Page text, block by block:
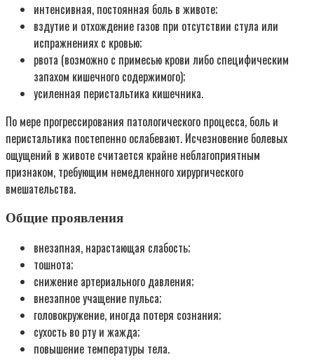
интенсивная, постоянная боль в животе;
вздутие и отхождение газов при отсутствии стула или
испражнениях с кровью;
рвота (возможно с примесью крови либо специфическим
запахом кишечного содержимого);
усиленная перистальтика кишечника.
По мере прогрессирования патологического процесса, боль и
перистальтика постепенно ослабевают. Исчезновение болевых
ощущений в животе считается крайне неблагоприятным
признаком, требующим немедленного хирургического
вмешательства.
Общие проявления
внезапная, нарастающая слабость;
тошнота;
снижение артериального давления;
внезапное учащение пульса;
головокружение, иногда потеря сознания;
сухость во рту и жажда;
повышение температуры тела.